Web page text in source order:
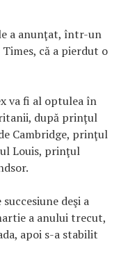
a anunţat, într-un
că a pierdut o
va fi al optulea în
după prinţul
Cambridge, prinţul
Louis, prinţul
deşi a
a anului trecut,
apoi s-a stabilit